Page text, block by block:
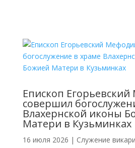
Епископ
совершил
Влахернской иконы
Матери в Кузьминках
16 июля 2026 | Cлужение